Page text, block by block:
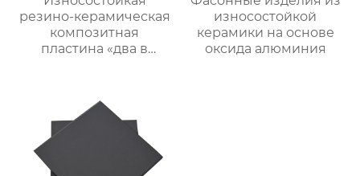
резино-керамическая
композитная
пластина «два в
износостойкой
керамики на основе
оксида алюминия